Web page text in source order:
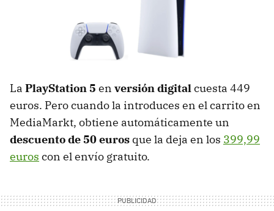
La PlayStation 5 en versión digitalcuesta 449
euros. Pero cuando la introduces en el carrito en
MediaMarkt, obtiene automáticamente un
descuento de 50 euros que la deja en los 399,99
euros con el envío gratuito.